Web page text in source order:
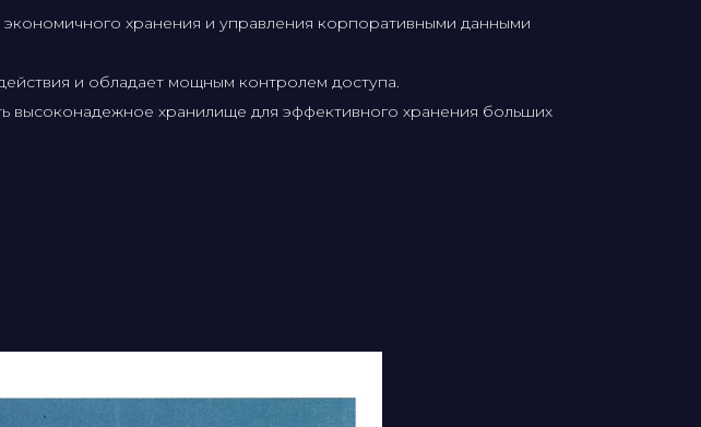
хранения и управления корпоративными данными
и обладает мощным контролем доступа.
высоконадежное хранилище для эффективного хранения больших